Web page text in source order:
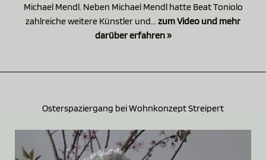
Michael Mendl. Neben Michael Mendl hatte Beat Toniolo
zahlreiche weitere Künstler und... zum Video und mehr
darüber erfahren »
Osterspaziergang bei Wohnkonzept Streipert